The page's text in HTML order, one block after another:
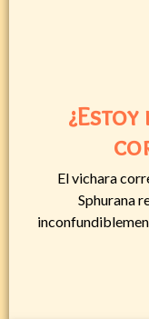
El vichara
Sphurana